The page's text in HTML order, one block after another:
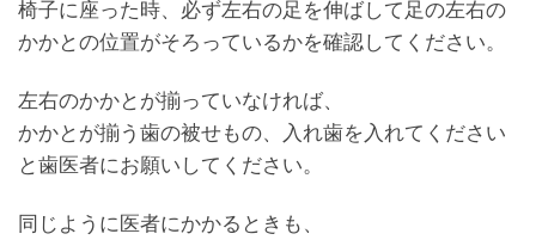
椅子に座った時、必ず左右の足を伸ばして足の左右の
かかとの位置がそろっているかを確認してください。
左右のかかとが揃っていなければ、
かかとが揃う歯の被せもの、入れ歯を入れてください
と歯医者にお願いしてください。
同じように医者にかかるときも、